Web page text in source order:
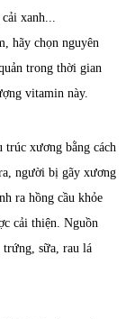
xanh...
hãy chọn nguyên
trong thời gian
vitamin này.
trúc xương bằng cách
người bị gãy xương
ra hồng cầu khỏe
cải thiện. Nguồn
trứng, sữa, rau lá